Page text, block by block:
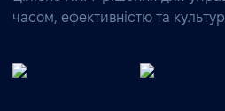
часом, ефективністю та